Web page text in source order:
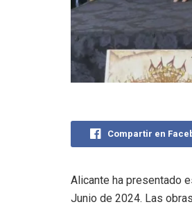
Compartir en
Alicante ha presentado
Junio de 2024. Las